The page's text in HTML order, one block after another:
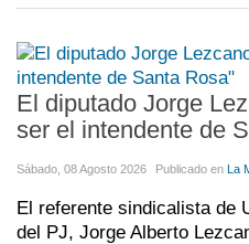
El diputado Jorge
ser el intendente de
Sábado, 08 Agosto 2026 Publicado en La
El referente sindicalista de
del PJ, Jorge Alberto